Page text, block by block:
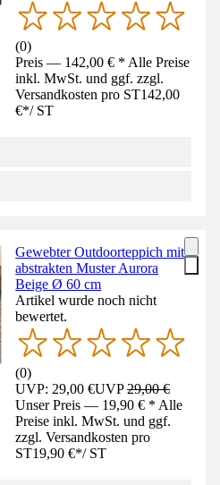
(0)
Preis — 142,00 € * Alle Preise
inkl. MwSt. und ggf. zzgl.
Versandkosten pro ST142,00
€*/ ST
Gewebter Outdoorteppich mit
abstrakten Muster Aurora
Beige Ø 60 cm
Artikel wurde noch nicht
bewertet.
(0)
UVP: 29,00 €UVP29,00 €
Unser Preis — 19,90 € * Alle
Preise inkl. MwSt. und ggf.
zzgl. Versandkosten pro
ST19,90 €*/ ST